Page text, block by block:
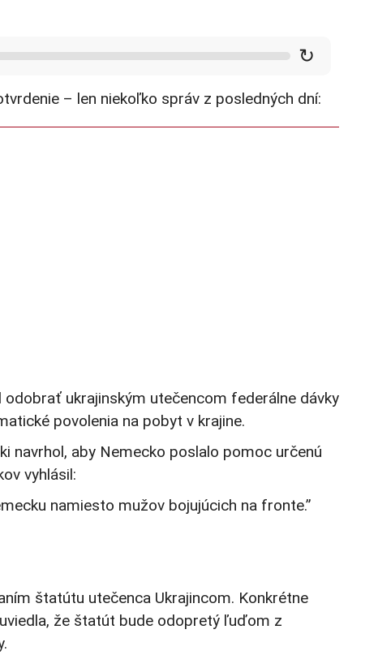
↻
– len niekoľko správ z posledných dní:
ukrajinským utečencom federálne dávky
povolenia na pobyt v krajine.
navrhol, aby Nemecko poslalo pomoc určenú
vyhlásil:
namiesto mužov bojujúcich na fronte.”
štatútu utečenca Ukrajincom. Konkrétne
že štatút bude odopretý ľuďom z